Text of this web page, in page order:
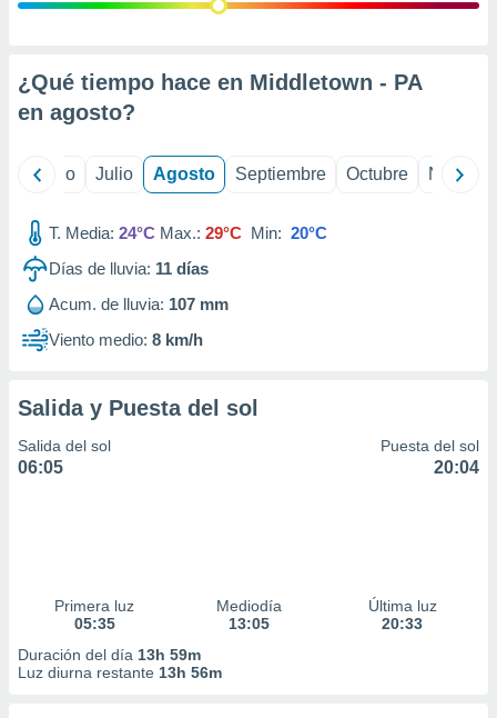
e
mediante
de
1199
¿Qué tiempo hace en Middletown - PA
en agosto?
Junio Julio Agosto Septiembre Octubre
T. Media: 24°C Max.: 29°C Min: 20°C
Días de lluvia: 11 días
Acum. de lluvia: 107 mm
Viento medio: 8 km/h
Salida y Puesta del sol
Salida del sol
06:05
Puesta del sol
20:04
Primera luz
05:35
Mediodía
13:05
Última luz
20:33
Duración del día 13h 59m
Luz diurna restante 13h 56m